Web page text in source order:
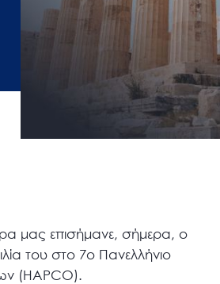
μας επισήμανε, σήμερα, ο
του στο 7ο Πανελλήνιο
(HAPCO).